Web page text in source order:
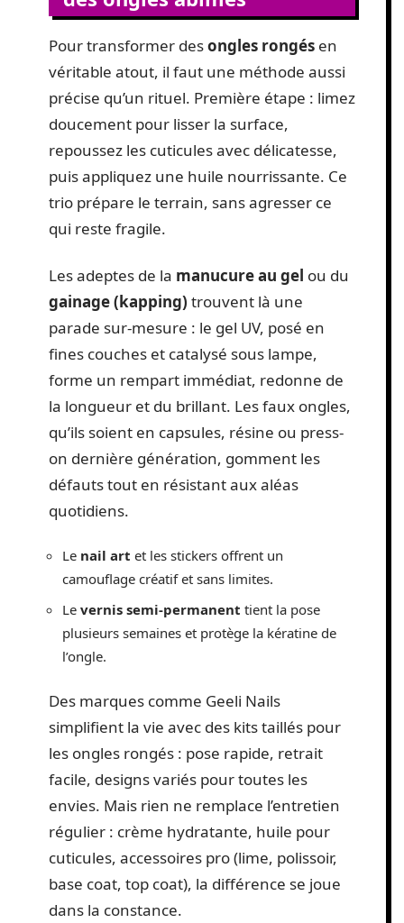
Pour transformer desongles rongés en
véritable atout, il faut une méthode aussi
précise qu’un rituel. Première étape : limez
doucement pour lisser la surface,
repoussez les cuticules avec délicatesse,
puis appliquez une huile nourrissante. Ce
trio prépare le terrain, sans agresser ce
qui reste fragile.
Les adeptes de la manucure au gel ou du
gainage (kapping) trouvent là une
parade sur-mesure : le gel UV, posé en
fines couches et catalysé sous lampe,
forme un rempart immédiat, redonne de
la longueur et du brillant. Les faux ongles,
qu’ils soient en capsules, résine ou press-
on dernière génération, gomment les
défauts tout en résistant aux aléas
quotidiens.
Le nail art et les stickers offrent un
camouflage créatif et sans limites.
Le vernis semi-permanent tient la pose
plusieurs semaines et protège la kératine de
l’ongle.
Des marques comme Geeli Nails
simplifient la vie avec des kits taillés pour
les ongles rongés : pose rapide, retrait
facile, designs variés pour toutes les
envies. Mais rien ne remplace l’entretien
régulier : crème hydratante, huile pour
cuticules, accessoires pro (lime, polissoir,
base coat, top coat), la différence se joue
dans la constance.